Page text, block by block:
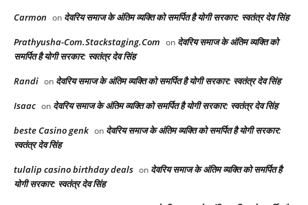
Carmon on देवरिय समाज के अंतिम व्यक्ति को समर्पित है योगी सरकार: स्वतंत्र देव सिंह
Prathyusha-Com.Stackstaging.Com on देवरिय समाज के अंतिम व्यक्ति को
समर्पित है योगी सरकार: स्वतंत्र देव सिंह
Randi on देवरिय समाज के अंतिम व्यक्ति को समर्पित है योगी सरकार: स्वतंत्र देव सिंह
Isaac on देवरिय समाज के अंतिम व्यक्ति को समर्पित है योगी सरकार: स्वतंत्र देव सिंह
beste Casino genk on देवरिय समाज के अंतिम व्यक्ति को समर्पित है योगी सरकार:
स्वतंत्र देव सिंह
tulalip casino birthday deals on देवरिय समाज के अंतिम व्यक्ति को समर्पित है
योगी सरकार: स्वतंत्र देव सिंह